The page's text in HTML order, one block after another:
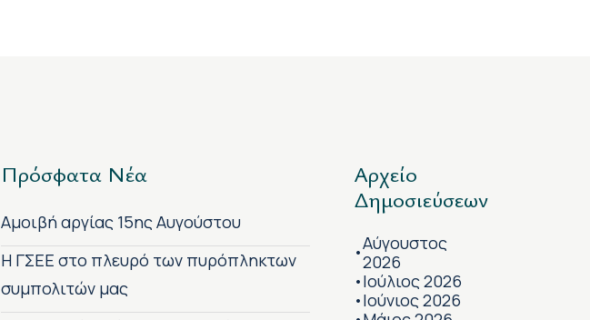
Πρόσφατα Νέα
Αμοιβή αργίας 15ης Αυγούστου
H ΓΣΕΕ στο πλευρό των πυρόπληκτων
συμπολιτών μας
Αρχείο
Δημοσιεύσεων
•Αύγουστος
2026
•Ιούλιος 2026
•Ιούνιος 2026